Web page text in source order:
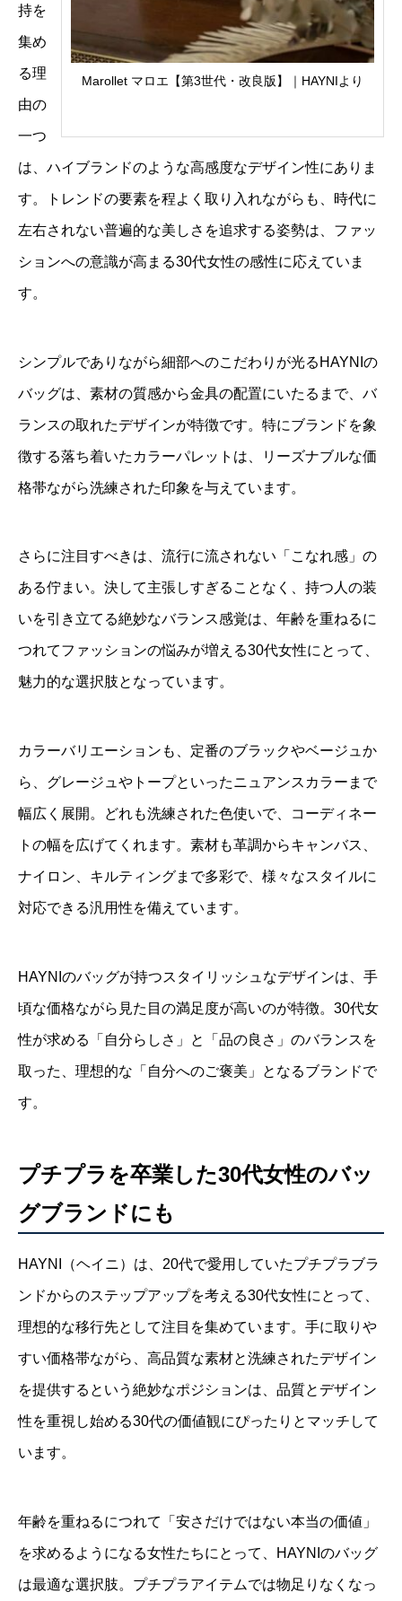
Marollet マロエ【第3世代・改良版】｜HAYNIより
持を
集め
る理
由の
一つ
は、ハイブランドのような高感度なデザイン性にありま
す。トレンドの要素を程よく取り入れながらも、時代に
左右されない普遍的な美しさを追求する姿勢は、ファッ
ションへの意識が高まる30代女性の感性に応えていま
す。
シンプルでありながら細部へのこだわりが光るHAYNIの
バッグは、素材の質感から金具の配置にいたるまで、バ
ランスの取れたデザインが特徴です。特にブランドを象
徴する落ち着いたカラーパレットは、リーズナブルな価
格帯ながら洗練された印象を与えています。
さらに注目すべきは、流行に流されない「こなれ感」の
ある佇まい。決して主張しすぎることなく、持つ人の装
いを引き立てる絶妙なバランス感覚は、年齢を重ねるに
つれてファッションの悩みが増える30代女性にとって、
魅力的な選択肢となっています。
カラーバリエーションも、定番のブラックやベージュか
ら、グレージュやトープといったニュアンスカラーまで
幅広く展開。どれも洗練された色使いで、コーディネー
トの幅を広げてくれます。素材も革調からキャンバス、
ナイロン、キルティングまで多彩で、様々なスタイルに
対応できる汎用性を備えています。
HAYNIのバッグが持つスタイリッシュなデザインは、手
頃な価格ながら見た目の満足度が高いのが特徴。30代女
性が求める「自分らしさ」と「品の良さ」のバランスを
取った、理想的な「自分へのご褒美」となるブランドで
す。
プチプラを卒業した30代女性のバッ
グブランドにも
HAYNI（ヘイニ）は、20代で愛用していたプチプラブラ
ンドからのステップアップを考える30代女性にとって、
理想的な移行先として注目を集めています。手に取りや
すい価格帯ながら、高品質な素材と洗練されたデザイン
を提供するという絶妙なポジションは、品質とデザイン
性を重視し始める30代の価値観にぴったりとマッチして
います。
年齢を重ねるにつれて「安さだけではない本当の価値」
を求めるようになる女性たちにとって、HAYNIのバッグ
は最適な選択肢。プチプラアイテムでは物足りなくなっ